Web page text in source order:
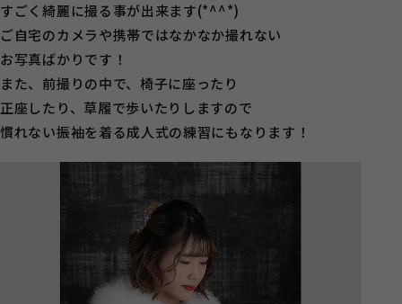
すごく綺麗に撮る事が出来ます(*^^*)
ご自宅のカメラや携帯ではなかなか撮れない
お写真ばかりです！
また、前撮りの中で、椅子に座ったり
正座したり、草履で歩いたりしますので
慣れない振袖を着る成人式の練習にもなります！